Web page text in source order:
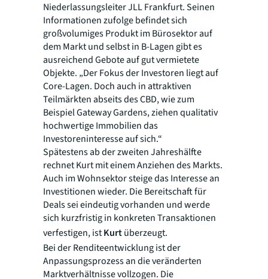
Niederlassungsleiter JLL Frankfurt. Seinen
Informationen zufolge befindet sich
großvolumiges Produkt im Bürosektor auf
dem Markt und selbst in B-Lagen gibt es
ausreichend Gebote auf gut vermietete
Objekte. „Der Fokus der Investoren liegt auf
Core-Lagen. Doch auch in attraktiven
Teilmärkten abseits des CBD, wie zum
Beispiel Gateway Gardens, ziehen qualitativ
hochwertige Immobilien das
Investoreninteresse auf sich.“
Spätestens ab der zweiten Jahreshälfte
rechnet Kurt mit einem Anziehen des Markts.
Auch im Wohnsektor steige das Interesse an
Investitionen wieder. Die Bereitschaft für
Deals sei eindeutig vorhanden und werde
sich kurzfristig in konkreten Transaktionen
verfestigen, istKurtüberzeugt.
Bei der Renditeentwicklung ist der
Anpassungsprozess an die veränderten
Marktverhältnisse vollzogen. Die